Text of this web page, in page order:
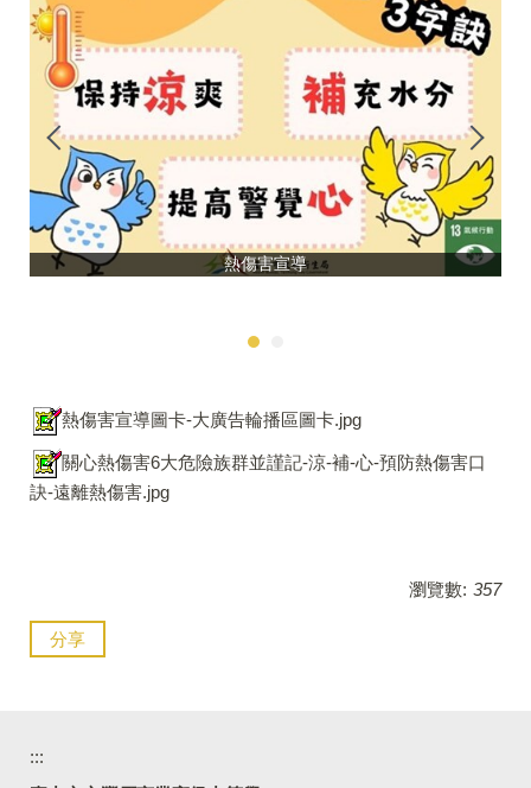
熱傷害宣導
熱傷害宣導圖卡-大廣告輪播區圖卡.jpg
關心熱傷害6大危險族群並謹記-涼-補-心-預防熱傷害口
訣-遠離熱傷害.jpg
瀏覽數: 357
分享
:::